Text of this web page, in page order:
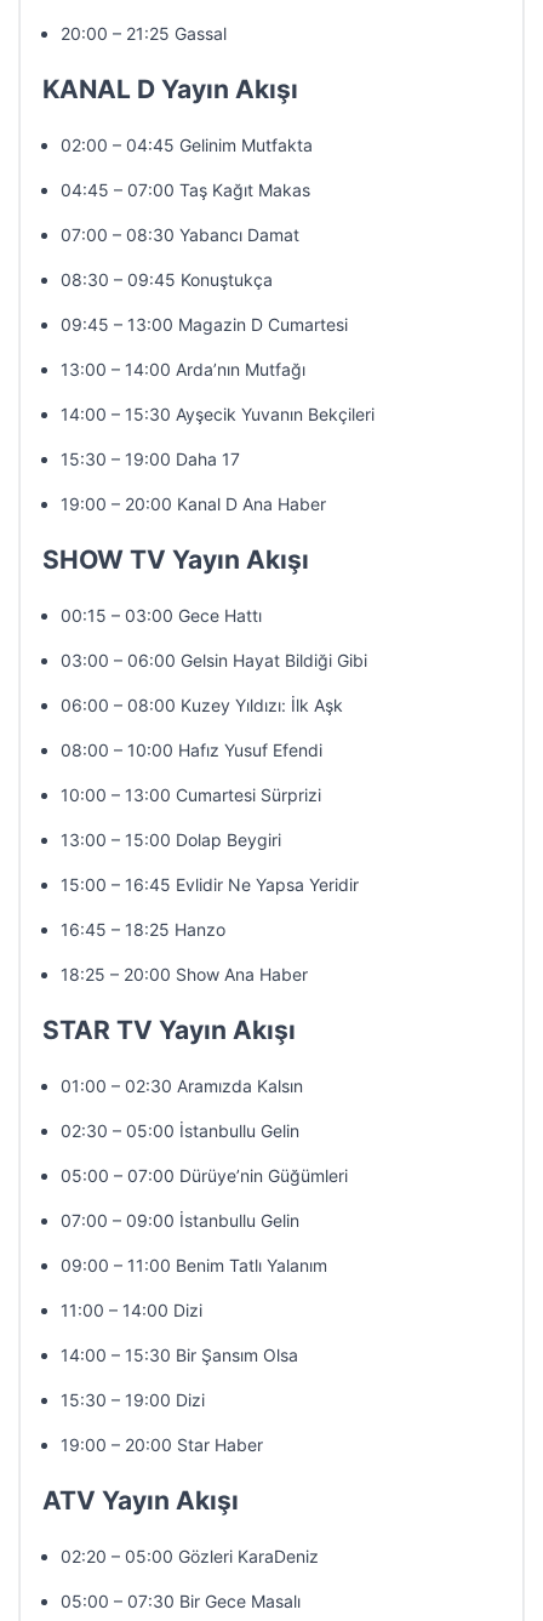
20:00 – 21:25 Gassal
KANAL D Yayın Akışı
02:00 – 04:45 Gelinim Mutfakta
04:45 – 07:00 Taş Kağıt Makas
07:00 – 08:30 Yabancı Damat
08:30 – 09:45 Konuştukça
09:45 – 13:00 Magazin D Cumartesi
13:00 – 14:00 Arda’nın Mutfağı
14:00 – 15:30 Ayşecik Yuvanın Bekçileri
15:30 – 19:00 Daha 17
19:00 – 20:00 Kanal D Ana Haber
SHOW TV Yayın Akışı
00:15 – 03:00 Gece Hattı
03:00 – 06:00 Gelsin Hayat Bildiği Gibi
06:00 – 08:00 Kuzey Yıldızı: İlk Aşk
08:00 – 10:00 Hafız Yusuf Efendi
10:00 – 13:00 Cumartesi Sürprizi
13:00 – 15:00 Dolap Beygiri
15:00 – 16:45 Evlidir Ne Yapsa Yeridir
16:45 – 18:25 Hanzo
18:25 – 20:00 Show Ana Haber
STAR TV Yayın Akışı
01:00 – 02:30 Aramızda Kalsın
02:30 – 05:00 İstanbullu Gelin
05:00 – 07:00 Dürüye’nin Güğümleri
07:00 – 09:00 İstanbullu Gelin
09:00 – 11:00 Benim Tatlı Yalanım
11:00 – 14:00 Dizi
14:00 – 15:30 Bir Şansım Olsa
15:30 – 19:00 Dizi
19:00 – 20:00 Star Haber
ATV Yayın Akışı
02:20 – 05:00 Gözleri KaraDeniz
05:00 – 07:30 Bir Gece Masalı